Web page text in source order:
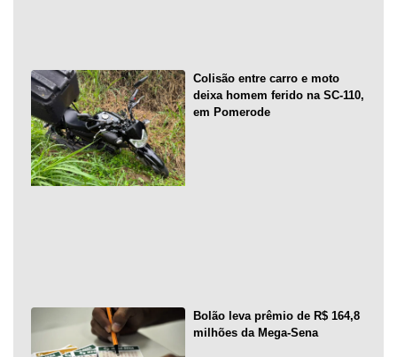
Colisão entre carro e moto
deixa homem ferido na SC-110,
em Pomerode
Bolão leva prêmio de R$ 164,8
milhões da Mega-Sena